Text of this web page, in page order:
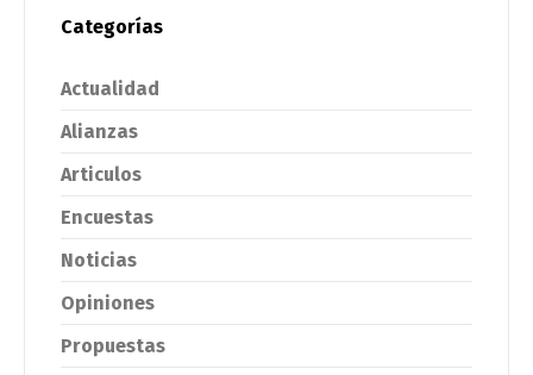
Categorías
Actualidad
Alianzas
Articulos
Encuestas
Noticias
Opiniones
Propuestas